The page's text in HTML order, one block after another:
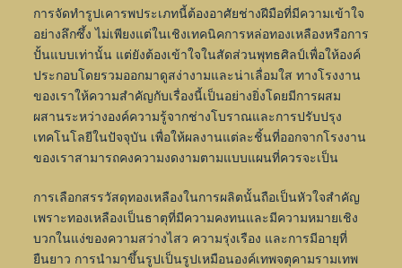
การจัดทำรูปเคารพประเภทนี้ต้องอาศัยช่างฝีมือที่มีความเข้าใจ
อย่างลึกซึ้ง ไม่เพียงแต่ในเชิงเทคนิคการหล่อทองเหลืองหรือการ
ปั้นแบบเท่านั้น แต่ยังต้องเข้าใจในสัดส่วนพุทธศิลป์เพื่อให้องค์
ประกอบโดยรวมออกมาดูสง่างามและน่าเลื่อมใส ทางโรงงาน
ของเราให้ความสำคัญกับเรื่องนี้เป็นอย่างยิ่งโดยมีการผสม
ผสานระหว่างองค์ความรู้จากช่างโบราณและการปรับปรุง
เทคโนโลยีในปัจจุบัน เพื่อให้ผลงานแต่ละชิ้นที่ออกจากโรงงาน
ของเราสามารถคงความงดงามตามแบบแผนที่ควรจะเป็น
การเลือกสรรวัสดุทองเหลืองในการผลิตนั้นถือเป็นหัวใจสำคัญ
เพราะทองเหลืองเป็นธาตุที่มีความคงทนและมีความหมายเชิง
บวกในแง่ของความสว่างไสว ความรุ่งเรือง และการมีอายุที่
ยืนยาว การนำมาขึ้นรูปเป็นรูปเหมือนองค์เทพจตุคามรามเทพ